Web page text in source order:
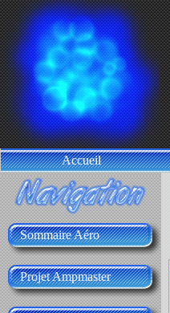
Accueil
Sommaire Aéro
Projet Ampmaster